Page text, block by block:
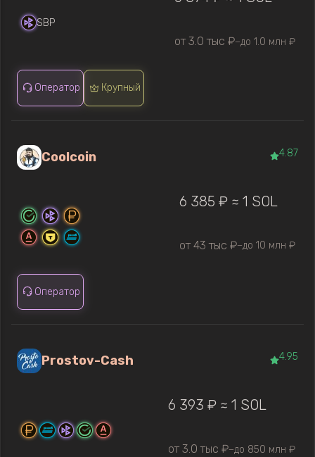
SBP
от 3.0 тыс ₽—до 1.0 млн ₽
Оператор Крупный
Coolcoin 4.87
6 385 ₽ ≈ 1 SOL
от 43 тыс ₽—до 10 млн ₽
Оператор
Prostov-Cash 4.95
6 393 ₽ ≈ 1 SOL
от 3.0 тыс ₽—до 850 млн ₽